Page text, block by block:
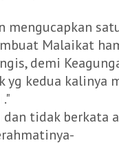
mengucapkan
Malaikat
demi
kedua kalinya
tidak berkata